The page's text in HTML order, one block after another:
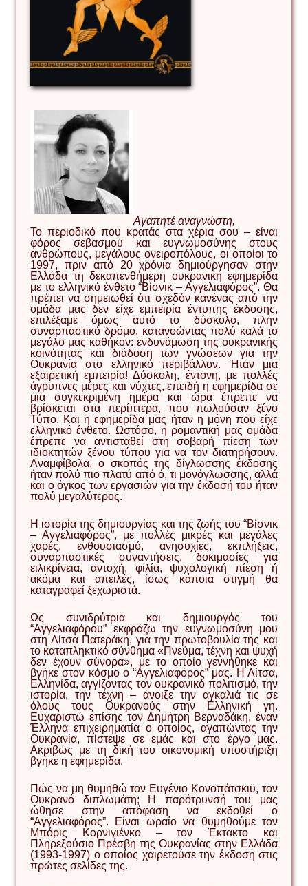
Αγαπητέ αναγνώστη,
Το περιοδικό που κρατάς στα χέρια σου – είναι
φόρος σεβασμού και ευγνωμοσύνης στους
ανθρώπους, μεγάλους ονειροπόλους, οι οποίοι το
1997, πριν από 20 χρόνια δημιούργησαν στην
Ελλάδα τη δεκαπενθήμερη ουκρανική εφημερίδα
με το ελληνικό ένθετο “Βίσνικ – Αγγελιαφόρος”. Θα
πρέπει να σημειωθεί ότι σχεδόν κανένας από την
ομάδα μας δεν είχε εμπειρία έντυπης έκδοσης,
επιλέξαμε όμως αυτό το δύσκολο, πλην
συναρπαστικό δρόμο, κατανοώντας πολύ καλά το
μεγάλο μας καθήκον: ενδυνάμωση της ουκρανικής
κοινότητας και διάδοση των γνώσεων για την
Ουκρανία στο ελληνικό περιβάλλον. Ήταν μια
εξαιρετική εμπειρία! Δύσκολη, έντονη, με πολλές
άγρυπνες μέρες και νύχτες, επειδή η εφημερίδα σε
μια συγκεκριμένη ημέρα και ώρα έπρεπε να
βρίσκεται στα περίπτερα, που πωλούσαν ξένο
Τύπο. Και η εφημερίδα μας ήταν η μόνη που είχε
ελληνικό ένθετο. Ωστόσο, η ρομαντική μας ομάδα
έπρεπε να αντισταθεί στη σοβαρή πίεση των
ιδιοκτητών ξένου τύπου για να τον διατηρήσουν.
Αναμφίβολα, ο σκοπός της δίγλωσσης έκδοσης
ήταν πολύ πιο πλατύ από ό, τι μονόγλωσσης, αλλά
και ο όγκος των εργασιών για την έκδοσή του ήταν
πολύ μεγαλύτερος.
Η ιστορία της δημιουργίας και της ζωής του “Βίσνικ
– Αγγελιαφόρος”, με πολλές μικρές και μεγάλες
χαρές, ενθουσιασμό, ανησυχίες, εκπλήξεις,
συναρπαστικές συναντήσεις, δοκιμασίες για
ειλικρίνεια, αντοχή, φιλία, ψυχολογική πίεση ή
ακόμα και απειλές, ίσως κάποια στιγμή θα
καταγραφεί ξεχωριστά.
Ως συνιδρύτρια και δημιουργός του
“Αγγελιαφόρου” εκφράζω την ευγνωμοσύνη μου
στη Λίτσα Πατεράκη, για την πρωτοβουλία της και
το καταπληκτικό σύνθημα «Πνεύμα, τέχνη και ψυχή
δεν έχουν σύνορα», με το οποίο γεννήθηκε και
βγήκε στον κόσμο ο “Αγγελιαφόρος” μας. Η Λίτσα,
Ελληνίδα, αγγίζοντας τον ουκρανικό πολιτισμό, την
ιστορία, την τέχνη – άνοιξε την αγκαλιά τις σε
όλους τους Ουκρανούς στην Ελληνική γη.
Ευχαριστώ επίσης τον Δημήτρη Βερναδάκη, έναν
Έλληνα επιχειρηματία ο οποίος, αγαπώντας την
Ουκρανία, πίστεψε σε εμάς και στο έργο μας.
Ακριβώς με τη δική του οικονομική υποστήριξη
βγήκε η εφημερίδα.
Πώς να μη θυμηθώ τον Ευγένιο Κονοπάτσκιϋ, τον
Ουκρανό διπλωμάτη; Η παρότρυνσή του μας
ώθησε στην απόφαση να εκδοθεί ο
“Αγγελιαφόρος”. Είναι ωραίο να θυμηθούμε τον
Μπόρις Κορνιγιένκο – τον Έκτακτο και
Πληρεξούσιο Πρέσβη της Ουκρανίας στην Ελλάδα
(1993-1997) ο οποίος χαιρετούσε την έκδοση στις
πρώτες σελίδες της.